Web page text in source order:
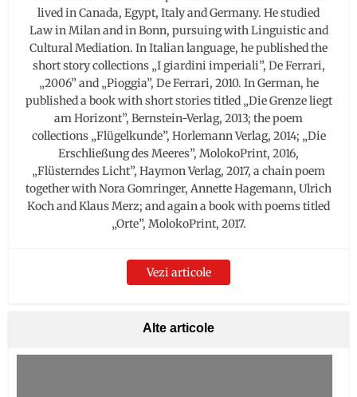
lived in Canada, Egypt, Italy and Germany. He studied
Law in Milan and in Bonn, pursuing with Linguistic and
Cultural Mediation. In Italian language, he published the
short story collections „I giardini imperiali”, De Ferrari,
„2006” and „Pioggia”, De Ferrari, 2010. In German, he
published a book with short stories titled „Die Grenze liegt
am Horizont”, Bernstein-Verlag, 2013; the poem
collections „Flügelkunde”, Horlemann Verlag, 2014; „Die
Erschließung des Meeres”, MolokoPrint, 2016,
„Flüsterndes Licht”, Haymon Verlag, 2017, a chain poem
together with Nora Gomringer, Annette Hagemann, Ulrich
Koch and Klaus Merz; and again a book with poems titled
„Orte”, MolokoPrint, 2017.
Vezi articole
Alte articole